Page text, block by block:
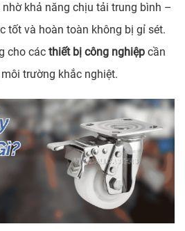
khả năng chịu tải trung bình –
tốt và hoàn toàn không bị gỉ sét.
cho các thiết bị công nghiệp cần
trường khắc nghiệt.